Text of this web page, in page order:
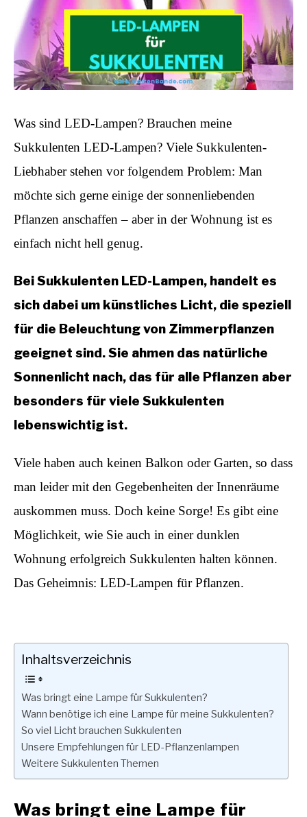
Was sind LED-Lampen? Brauchen meine
Sukkulenten LED-Lampen? Viele Sukkulenten-
Liebhaber stehen vor folgendem Problem: Man
möchte sich gerne einige der sonnenliebenden
Pflanzen anschaffen – aber in der Wohnung ist es
einfach nicht hell genug.
Bei Sukkulenten LED-Lampen, handelt es
sich dabei um künstliches Licht, die speziell
für die Beleuchtung von Zimmerpflanzen
geeignet sind. Sie ahmen das natürliche
Sonnenlicht nach, das für alle Pflanzen aber
besonders für viele Sukkulenten
lebenswichtig ist.
Viele haben auch keinen Balkon oder Garten, so dass
man leider mit den Gegebenheiten der Innenräume
auskommen muss. Doch keine Sorge! Es gibt eine
Möglichkeit, wie Sie auch in einer dunklen
Wohnung erfolgreich Sukkulenten halten können.
Das Geheimnis: LED-Lampen für Pflanzen.
Inhaltsverzeichnis
Was bringt eine Lampe für Sukkulenten?
Wann benötige ich eine Lampe für meine Sukkulenten?
So viel Licht brauchen Sukkulenten
Unsere Empfehlungen für LED-Pflanzenlampen
Weitere Sukkulenten Themen
Was bringt eine Lampe für